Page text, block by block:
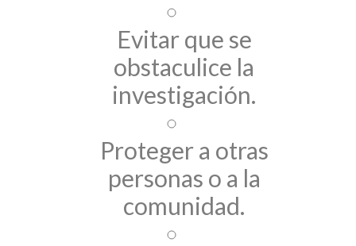
Evitar que se
obstaculice la
investigación.
Proteger a otras
personas o a la
comunidad.